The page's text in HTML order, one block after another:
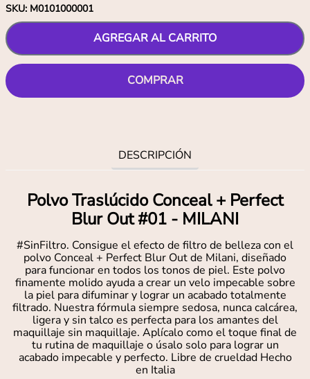
SKU: M0101000001
AGREGAR AL CARRITO
COMPRAR
DESCRIPCIÓN
Polvo Traslúcido Conceal + Perfect
Blur Out #01 - MILANI
#SinFiltro. Consigue el efecto de filtro de belleza con el
polvo Conceal + Perfect Blur Out de Milani, diseñado
para funcionar en todos los tonos de piel. Este polvo
finamente molido ayuda a crear un velo impecable sobre
la piel para difuminar y lograr un acabado totalmente
filtrado. Nuestra fórmula siempre sedosa, nunca calcárea,
ligera y sin talco es perfecta para los amantes del
maquillaje sin maquillaje. Aplícalo como el toque final de
tu rutina de maquillaje o úsalo solo para lograr un
acabado impecable y perfecto. Libre de crueldad Hecho
en Italia